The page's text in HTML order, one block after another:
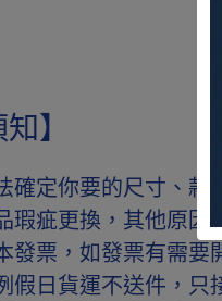
】
定你要的尺寸、款
瑕疵更換，其他原因
發票，如發票有需要
假日貨運不送件，只